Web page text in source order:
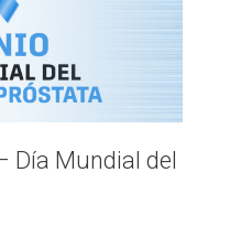
Día Mundial del